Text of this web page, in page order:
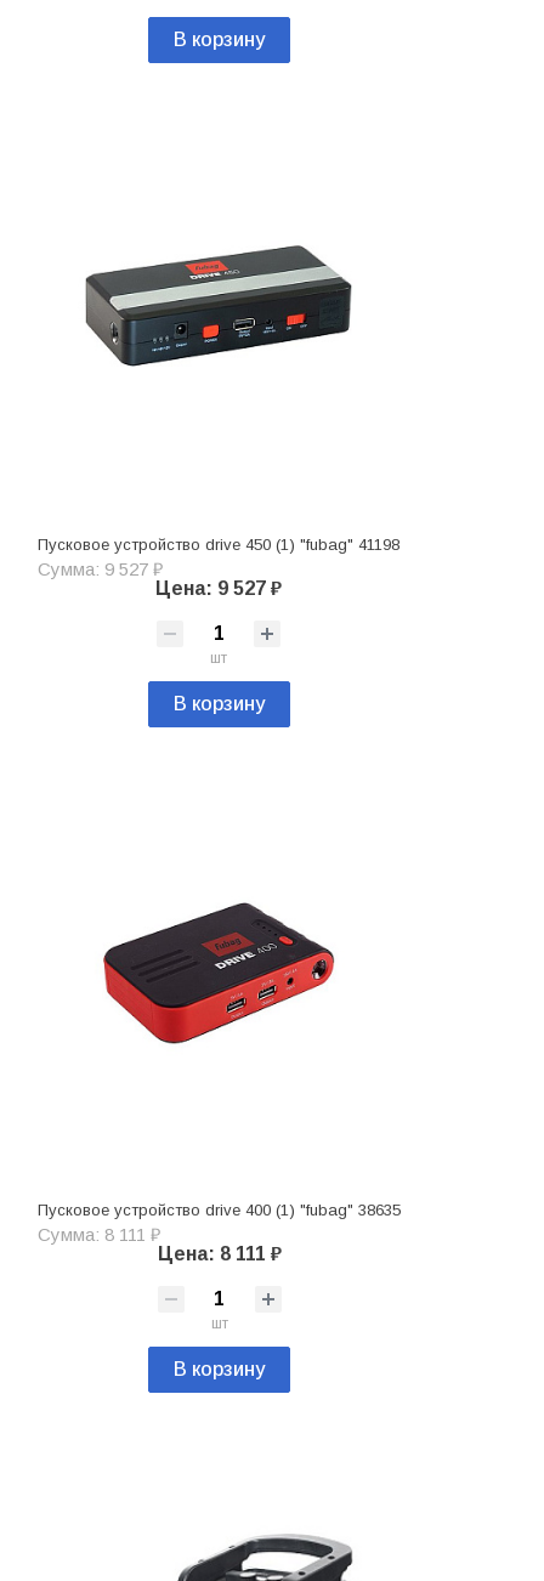
В корзину
Пусковое устройство drive 450 (1) "fubag" 41198
Сумма: 9 527 ₽
Цена: 9 527 ₽
шт
В корзину
Пусковое устройство drive 400 (1) "fubag" 38635
Сумма: 8 111 ₽
Цена: 8 111 ₽
шт
В корзину